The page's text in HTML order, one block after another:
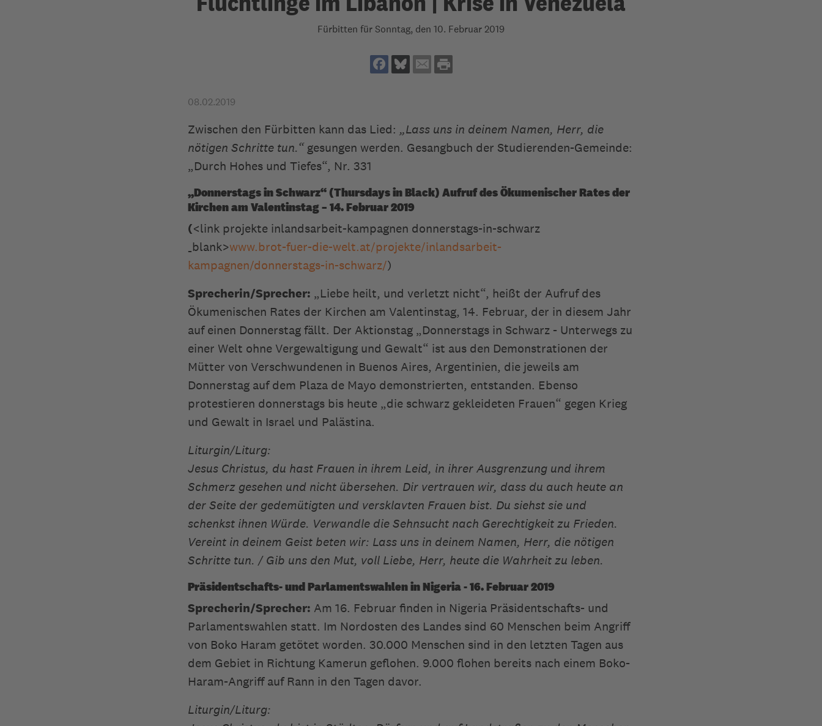
Fürbitten für Sonntag, den 10. Februar 2019
08.02.2019
Zwischen den Fürbitten kann das Lied: „Lass uns in deinem Namen, Herr, die
nötigen Schritte tun.“gesungen werden. Gesangbuch der Studierenden-Gemeinde:
„Durch Hohes und Tiefes“, Nr. 331
„Donnerstags in Schwarz“ (Thursdays in Black) Aufruf des Ökumenischer Rates der
Kirchen am Valentinstag – 14. Februar 2019
(<link projekte inlandsarbeit-kampagnen donnerstags-in-schwarz
_blank>www.brot-fuer-die-welt.at/projekte/inlandsarbeit-
kampagnen/donnerstags-in-schwarz/)
Sprecherin/Sprecher: „Liebe heilt, und verletzt nicht“, heißt der Aufruf des
Ökumenischen Rates der Kirchen am Valentinstag, 14. Februar, der in diesem Jahr
auf einen Donnerstag fällt. Der Aktionstag „Donnerstags in Schwarz - Unterwegs zu
einer Welt ohne Vergewaltigung und Gewalt“ ist aus den Demonstrationen der
Mütter von Verschwundenen in Buenos Aires, Argentinien, die jeweils am
Donnerstag auf dem Plaza de Mayo demonstrierten, entstanden. Ebenso
protestieren donnerstags bis heute „die schwarz gekleideten Frauen“ gegen Krieg
und Gewalt in Israel und Palästina.
Liturgin/Liturg:
Jesus Christus, du hast Frauen in ihrem Leid, in ihrer Ausgrenzung und ihrem
Schmerz gesehen und nicht übersehen. Dir vertrauen wir, dass du auch heute an
der Seite der gedemütigten und versklavten Frauen bist. Du siehst sie und
schenkst ihnen Würde. Verwandle die Sehnsucht nach Gerechtigkeit zu Frieden.
Vereint in deinem Geist beten wir: Lass uns in deinem Namen, Herr, die nötigen
Schritte tun. / Gib uns den Mut, voll Liebe, Herr, heute die Wahrheit zu leben.
Präsidentschafts- und Parlamentswahlen in Nigeria - 16. Februar 2019
Sprecherin/Sprecher: Am 16. Februar finden in Nigeria Präsidentschafts- und
Parlamentswahlen statt. Im Nordosten des Landes sind 60 Menschen beim Angriff
von Boko Haram getötet worden. 30.000 Menschen sind in den letzten Tagen aus
dem Gebiet in Richtung Kamerun geflohen. 9.000 flohen bereits nach einem Boko-
Haram-Angriff auf Rann in den Tagen davor.
Liturgin/Liturg: